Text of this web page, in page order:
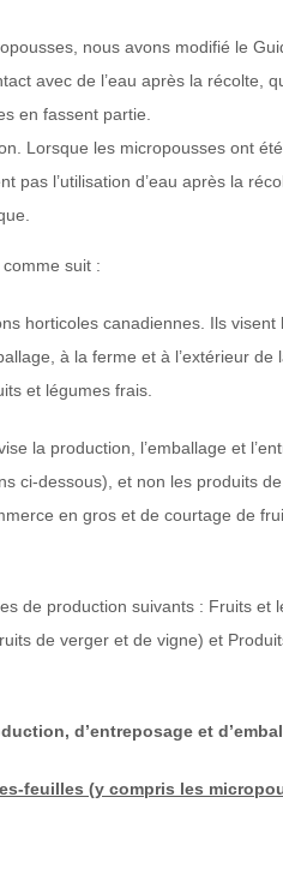
nous avons modifié le
avec de l’eau après la récolte,
en fassent partie.
Lorsque les micropousses ont
pas l’utilisation d’eau après la
comme suit :
horticoles canadiennes. Ils visent
à la ferme et à l’extérieur
et légumes frais.
la production, l’emballage et
ci-dessous), et non les produits
en gros et de courtage de
de production suivants : Fruits et
de verger et de vigne) et
d’entreposage et
feuilles (y compris les